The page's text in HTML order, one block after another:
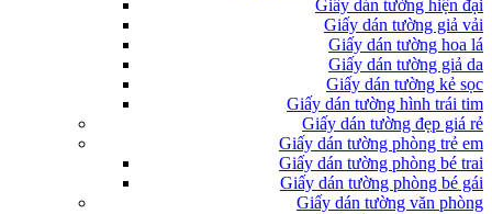
Giấy dán tường hiện đại
Giấy dán tường giả vải
Giấy dán tường hoa lá
Giấy dán tường giả da
Giấy dán tường kẻ sọc
Giấy dán tường hình trái tim
Giấy dán tường đẹp giá rẻ
Giấy dán tường phòng trẻ em
Giấy dán tường phòng bé trai
Giấy dán tường phòng bé gái
Giấy dán tường văn phòng